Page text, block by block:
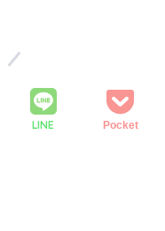
LINE Pocket